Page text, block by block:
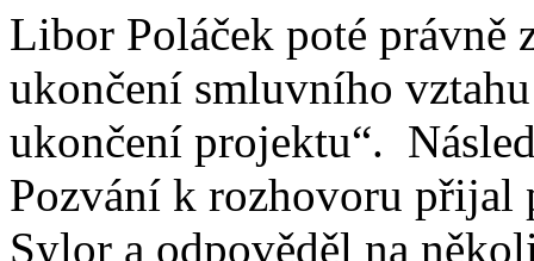
Libor Poláček poté právně
ukončení smluvního
ukončení projektu“.
Pozvání k rozhovoru přijal
Sylor a odpověděl na